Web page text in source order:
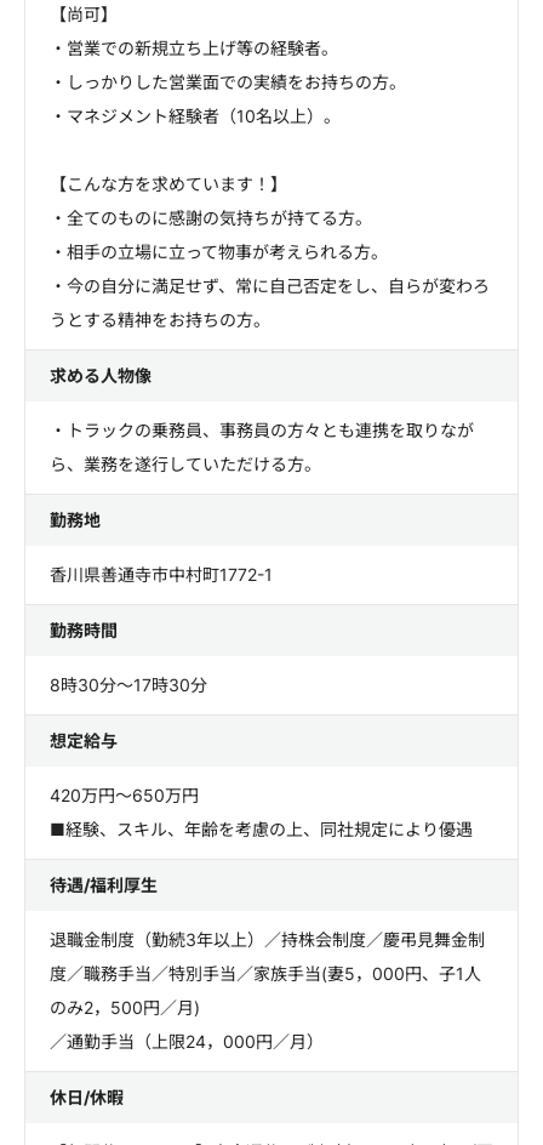
【尚可】
・営業での新規立ち上げ等の経験者。
・しっかりした営業面での実績をお持ちの方。
・マネジメント経験者（10名以上）。
【こんな方を求めています！】
・全てのものに感謝の気持ちが持てる方。
・相手の立場に立って物事が考えられる方。
・今の自分に満足せず、常に自己否定をし、自らが変わろ
うとする精神をお持ちの方。
求める人物像
・トラックの乗務員、事務員の方々とも連携を取りなが
ら、業務を遂行していただける方。
勤務地
香川県善通寺市中村町1772-1
勤務時間
8時30分～17時30分
想定給与
420万円～650万円
■経験、スキル、年齢を考慮の上、同社規定により優遇
待遇/福利厚生
退職金制度（勤続3年以上）／持株会制度／慶弔見舞金制
度／職務手当／特別手当／家族手当(妻5，000円、子1人
のみ2，500円／月)
／通勤手当（上限24，000円／月）
休日/休暇